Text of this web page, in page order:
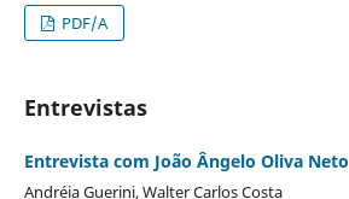
PDF/A
Entrevistas
Entrevista com João Ângelo Oliva Neto
Andréia Guerini, Walter Carlos Costa